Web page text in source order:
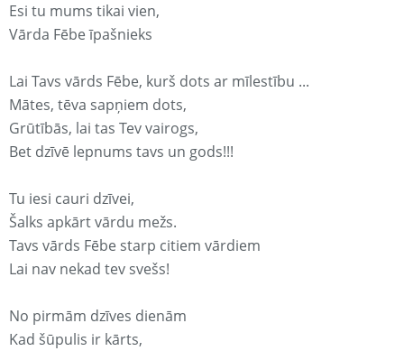
Esi tu mums tikai vien,
Vārda Fēbe īpašnieks
Lai Tavs vārds Fēbe, kurš dots ar mīlestību ...
Mātes, tēva sapņiem dots,
Grūtībās, lai tas Tev vairogs,
Bet dzīvē lepnums tavs un gods!!!
Tu iesi cauri dzīvei,
Šalks apkārt vārdu mežs.
Tavs vārds Fēbe starp citiem vārdiem
Lai nav nekad tev svešs!
No pirmām dzīves dienām
Kad šūpulis ir kārts,